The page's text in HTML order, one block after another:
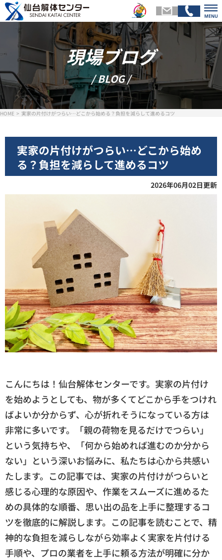
トップページ 会社
解体メニュー
スタッフ紹介 施工
お客様の声
現場ブログ
/ BLOG /
HOME 実家の片付けがつらい…どこから始める？負担を減らして進めるコツ
実家の片付けがつらい…どこから始め
る？負担を減らして進めるコツ
2026年06月02日更新
こんにちは！仙台解体センターです。実家の片付け
を始めようとしても、物が多くてどこから手をつけれ
ばよいか分からず、心が折れそうになっている方は
非常に多いです。「親の荷物を見るだけでつらい」
という気持ちや、「何から始めれば進むのか分から
ない」という深いお悩みに、私たちは心から共感い
たします。この記事では、実家の片付けがつらいと
感じる心理的な原因や、作業をスムーズに進めるた
めの具体的な順番、思い出の品を上手に整理するコ
ツを徹底的に解説します。この記事を読むことで、精
神的な負担を減らしながら効率よく実家を片付ける
手順や、プロの業者を上手に頼る方法が明確に分か